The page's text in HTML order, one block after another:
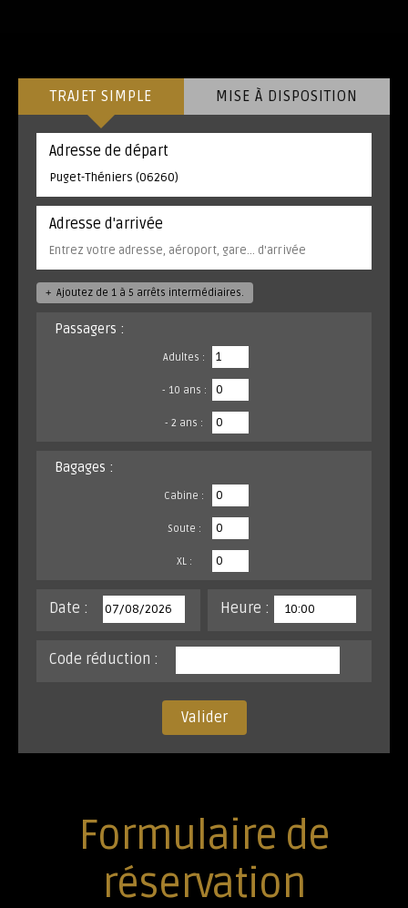
TRAJET SIMPLE MISE À DISPOSITION
Adresse de départ
Adresse d'arrivée
Ajoutez de 1 à 5 arrêts intermédiaires.
+
Passagers :
Adultes :
- 10 ans :
- 2 ans :
Bagages :
Cabine :
Soute :
XL :
Date : Heure :
Code réduction :
Valider
Formulaire de
réservation